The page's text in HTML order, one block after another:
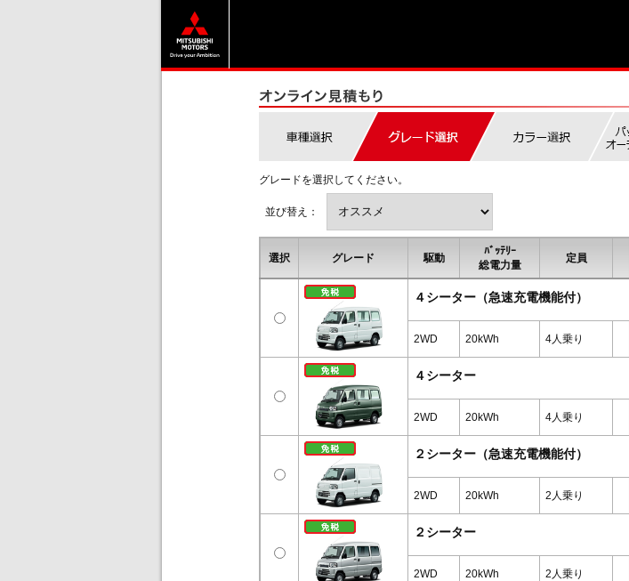
グレードを選択してください。
並び替え：
選択 グレード 駆動
ﾊﾞｯﾃﾘｰ
総電力量
定員
４シーター（急速充電機能付）
2WD 20kWh 4人乗り
４シーター
2WD 20kWh 4人乗り
２シーター（急速充電機能付）
2WD 20kWh 2人乗り
２シーター
2WD 20kWh 2人乗り